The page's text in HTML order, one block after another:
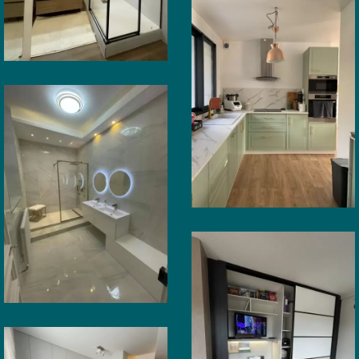
en main
Pau
Rénovation
Cuisine
Pau
Centre-
ville
SALLE DE BAIN
Rénovation
salle de
bain Pau
(64)
AGENCEMENT